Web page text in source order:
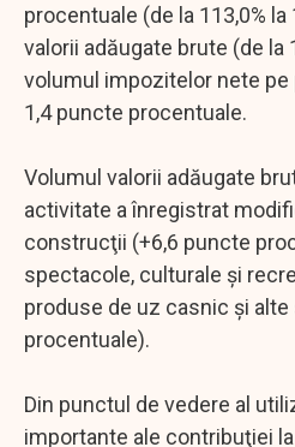
procentuale (de la 113,0% la
valorii adăugate brute (de la
volumul impozitelor nete
1,4 puncte procentuale.
Volumul valorii adăugate
activitate a înregistrat
construcţii (+6,6 puncte
spectacole, culturale şi
produse de uz casnic şi
procentuale).
Din punctul de vedere al
importante ale contribuţiei